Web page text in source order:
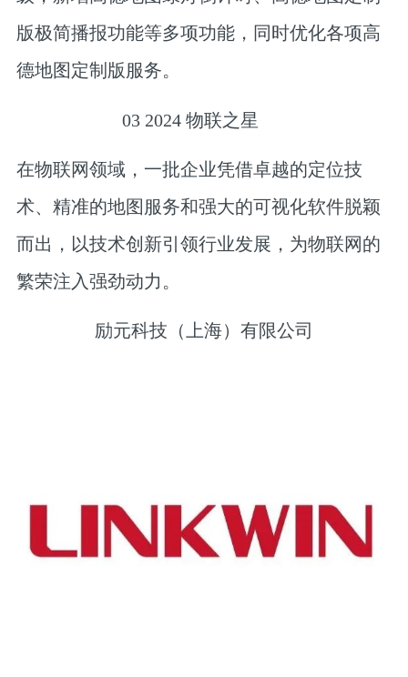
版极简播报功能等多项功能，同时优化各项高
德地图定制版服务。
03 2024 物联之星
在物联网领域，一批企业凭借卓越的定位技
术、精准的地图服务和强大的可视化软件脱颖
而出，以技术创新引领行业发展，为物联网的
繁荣注入强劲动力。
励元科技（上海）有限公司